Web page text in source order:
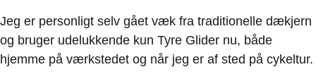
Jeg er personligt selv gået væk fra traditionelle dækjern
og bruger udelukkende kun Tyre Glider nu, både
hjemme på værkstedet og når jeg er af sted på cykeltur.